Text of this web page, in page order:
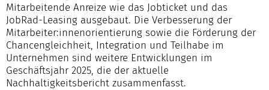
Mitarbeitende Anreize wie das Jobticket und das
JobRad-Leasing ausgebaut. Die Verbesserung der
Mitarbeiter:innenorientierung sowie die Förderung der
Chancengleichheit, Integration und Teilhabe im
Unternehmen sind weitere Entwicklungen im
Geschäftsjahr 2025, die der aktuelle
Nachhaltigkeitsbericht zusammenfasst.